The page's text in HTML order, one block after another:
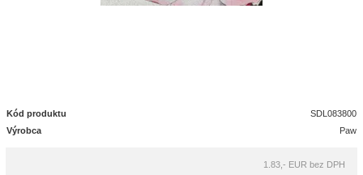
Kód produktu
SDL083800
Výrobca
Paw
1.83,- EUR bez DPH